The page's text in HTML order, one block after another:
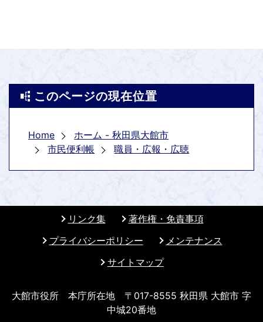
このページの現在位置
Home
ホーム - 秋田県大館市
市民便利帳
職員・広報・広聴
リンク集
著作権・免責事項
プライバシーポリシー
メンテナンス
サイトマップ
大館市役所 本庁所在地 〒017-8555 秋田県 大館市 字
中城20番地